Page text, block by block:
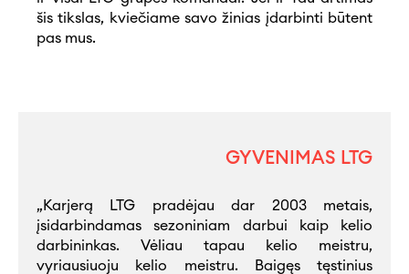
šis tikslas, kviečiame savo žinias įdarbinti būtent
pas mus.
GYVENIMAS LTG
„Karjerą LTG pradėjau dar 2003 metais,
įsidarbindamas sezoniniam darbui kaip kelio
darbininkas. Vėliau tapau kelio meistru,
vyriausiuoju kelio meistru. Baigęs tęstinius